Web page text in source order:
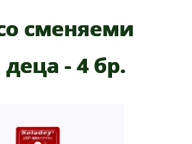
сменяеми
деца - 4 бр.